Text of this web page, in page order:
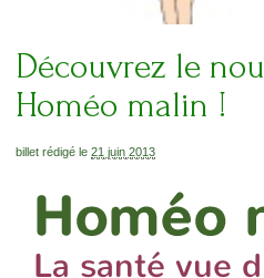
Découvrez le
Homéo malin !
billet rédigé le 21 juin 2013